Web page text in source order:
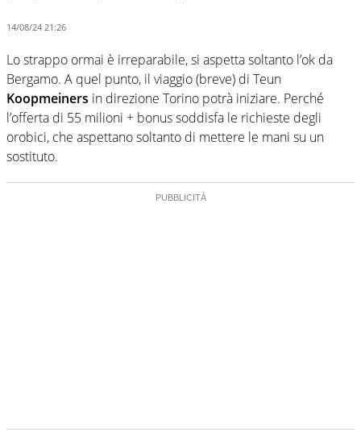
14/08/24 21:26
Lo strappo ormai è irreparabile, si aspetta soltanto l’ok da
Bergamo. A quel punto, il viaggio (breve) di Teun
Koopmeiners in direzione Torino potrà iniziare. Perché
l’offerta di 55 milioni + bonus soddisfa le richieste degli
orobici, che aspettano soltanto di mettere le mani su un
sostituto.